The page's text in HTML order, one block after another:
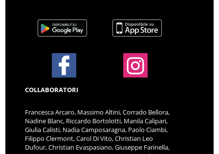
COLLABORATORI
Francesca Arcaro, Massimo Altini, Corrado Bellora,
Nadine Blanc, Riccardo Bortolotti, Manila Calipari,
Giulia Calisti, Nadia Camposaragna, Paolo Ciambi,
Filippo Clermont, Carol Di Vito, Christian Leo
Dufour, Christian Evaspasiano, Giuseppe Farinella,